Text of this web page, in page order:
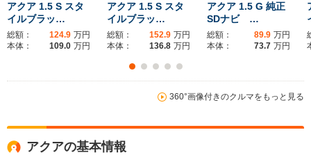
アクア 1.5 S スタ
イルブラッ…
総額： 124.9 万円
本体：
109.0 万円
アクア 1.5 S スタ
イルブラッ…
総額： 152.9 万円
本体：
136.8 万円
アクア 1.5 G 純正
SDナビ …
総額： 89.9 万円
本体：
73.7 万円
360°画像付きのクルマをもっと見る
アクアの基本情報